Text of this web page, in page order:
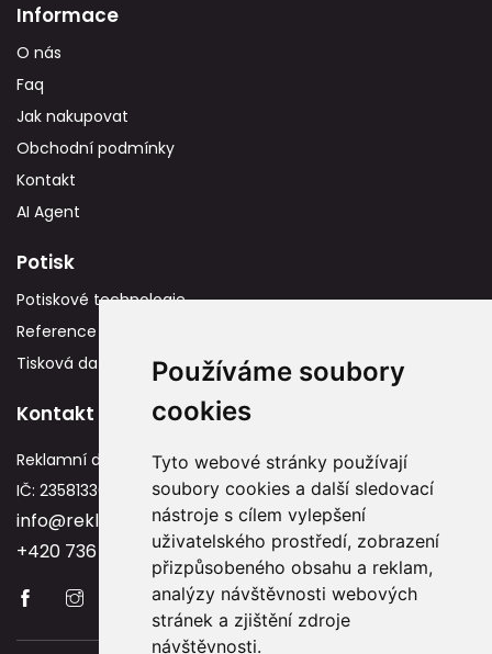
Používáme soubory
cookies
Tyto webové stránky používají
soubory cookies a další sledovací
nástroje s cílem vylepšení
uživatelského prostředí, zobrazení
přizpůsobeného obsahu a reklam,
analýzy návštěvnosti webových
stránek a zjištění zdroje
návštěvnosti.
Informace
O nás
Faq
Jak nakupovat
Obchodní podmínky
Kontakt
AI Agent
Potisk
Potiskové technologie
Reference
Tisková data
Kontakt
Reklamní dárky
IČ: 23581336
info@reklamnidarky.cz
+420 736 787 715